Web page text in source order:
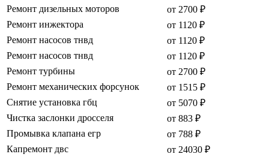
Ремонт дизельных моторов
от 2700 ₽
Ремонт инжектора
от 1120 ₽
Ремонт насосов тнвд
от 1120 ₽
Ремонт насосов тнвд
от 1120 ₽
Ремонт турбины
от 2700 ₽
Ремонт механических форсунок
от 1515 ₽
Снятие установка гбц
от 5070 ₽
Чистка заслонки дросселя
от 883 ₽
Промывка клапана егр
от 788 ₽
Капремонт двс
от 24030 ₽